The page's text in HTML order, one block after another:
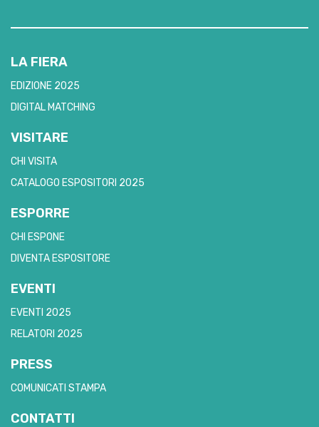
LA FIERA
EDIZIONE 2025
DIGITAL MATCHING
VISITARE
CHI VISITA
CATALOGO ESPOSITORI 2025
ESPORRE
CHI ESPONE
DIVENTA ESPOSITORE
EVENTI
EVENTI 2025
RELATORI 2025
PRESS
COMUNICATI STAMPA
CONTATTI